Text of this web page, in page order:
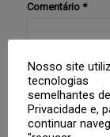
Comentário *
Nosso site
tecnologias
semelhantes
Privacidade e,
continuar